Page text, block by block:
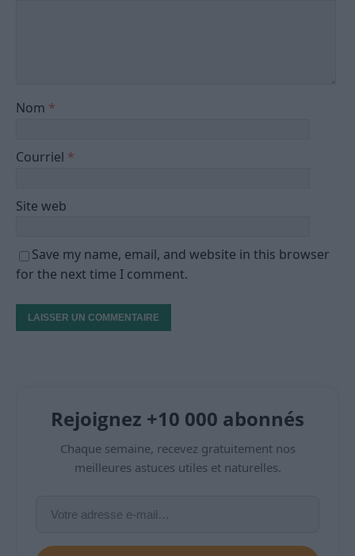
Nom *
Courriel *
Site web
Save my name, email, and website in this browser
for the next time I comment.
Rejoignez +10 000 abonnés
Chaque semaine, recevez gratuitement nos
meilleures astuces utiles et naturelles.